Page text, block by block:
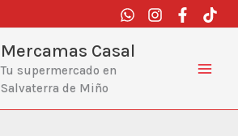
Mercamas Casal
Tu supermercado en
Salvaterra de Miño